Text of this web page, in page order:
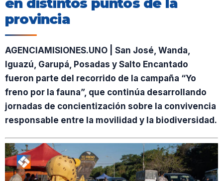
provincia
AGENCIAMISIONES.UNO | San José, Wanda,
Iguazú, Garupá, Posadas y Salto Encantado
fueron parte del recorrido de la campaña “Yo
freno por la fauna”, que continúa desarrollando
jornadas de concientización sobre la convivencia
responsable entre la movilidad y la biodiversidad.